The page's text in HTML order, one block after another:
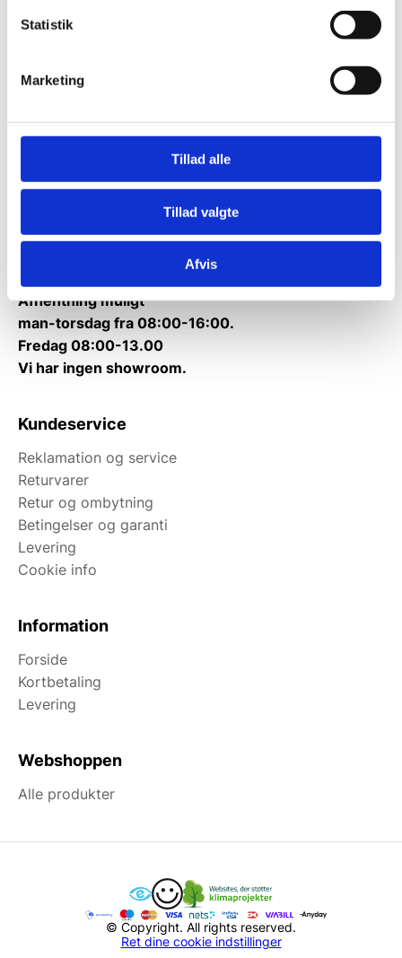
Statistik
Marketing
Tillad alle
Tillad valgte
Afvis
Gastrobutikken.dk
Rømersvej 33
CVR: 38952986
Kontakt@gastrobutikken.dk
Mandag til torsdag: 10:00 – 14:00.
Afhentning muligt
man-torsdag fra 08:00-16:00.
Fredag 08:00-13.00
Vi har ingen showroom.
Kundeservice
Reklamation og service
Returvarer
Retur og ombytning
Betingelser og garanti
Levering
Cookie info
Information
Forside
Kortbetaling
Levering
Webshoppen
Alle produkter
© Copyright. All rights reserved.
Ret dine cookie indstillinger